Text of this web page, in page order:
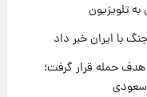
به تلویزیون
با ایران خبر داد
هدف حمله قرار گرفت؛
سعودی